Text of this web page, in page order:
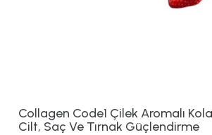
Collagen Code1 Çilek Aromalı
Cilt, Saç Ve Tırnak Güçlendirme